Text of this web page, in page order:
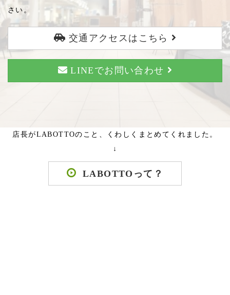
さい。
交通アクセスはこちら
LINEでお問い合わせ
店長がLABOTTOのこと、くわしくまとめてくれました。
↓
LABOTTOって？